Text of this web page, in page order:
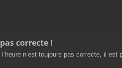
correcte !
n’est toujours pas correcte, il